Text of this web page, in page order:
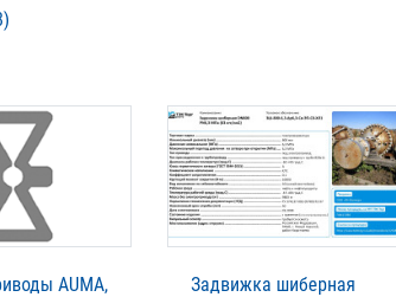
AUMA,
Задвижка шиберная